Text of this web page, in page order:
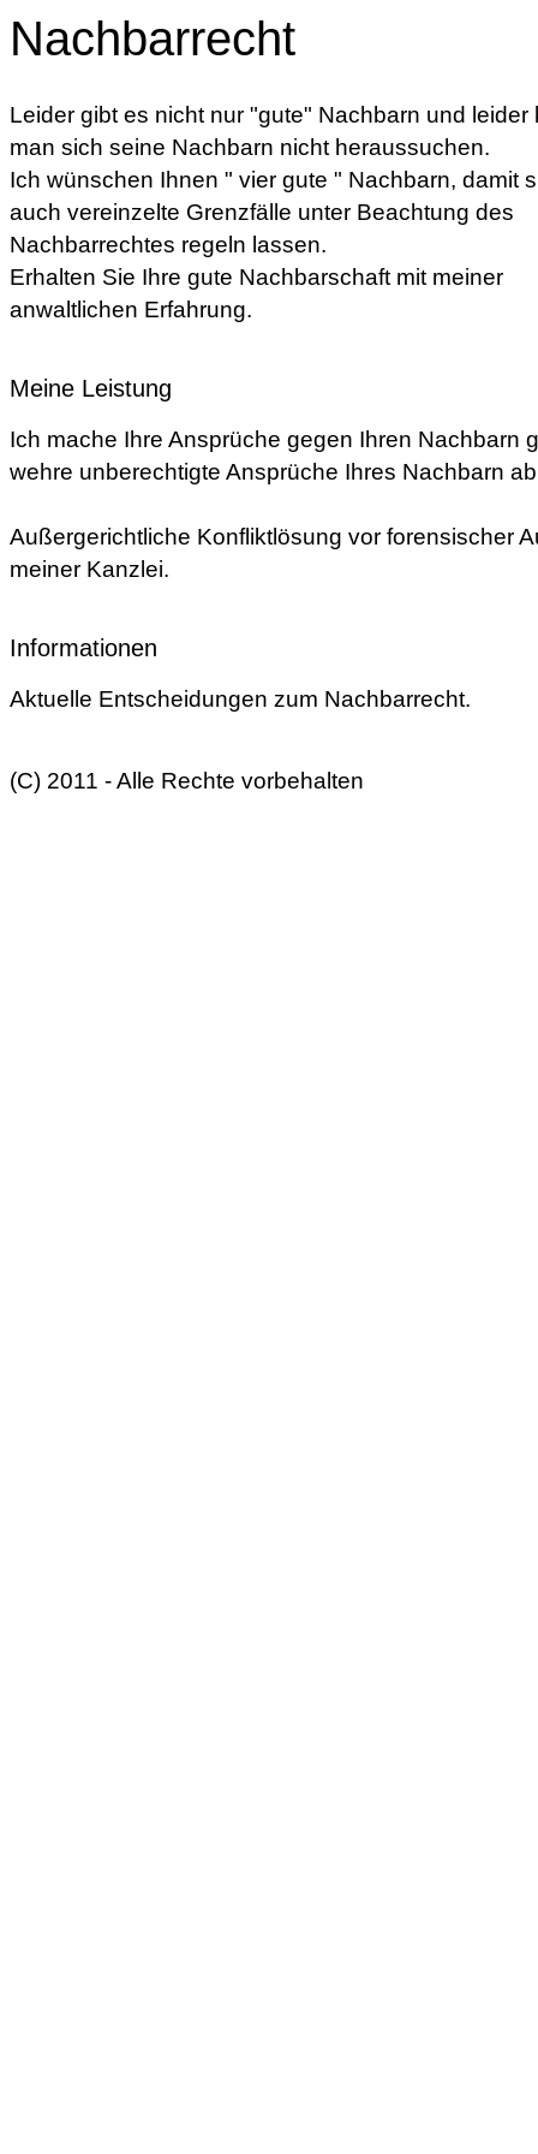
Nachbarrecht
Leider gibt es nicht nur "gute" Nachbarn und leider
man sich seine Nachbarn nicht heraussuchen.
Ich wünschen Ihnen " vier gute " Nachbarn, damit
auch vereinzelte Grenzfälle unter Beachtung des
Nachbarrechtes regeln lassen.
Erhalten Sie Ihre gute Nachbarschaft mit meiner
anwaltlichen Erfahrung.
Meine Leistung
Ich mache Ihre Ansprüche gegen Ihren Nachbarn
wehre unberechtigte Ansprüche Ihres Nachbarn
Außergerichtliche Konfliktlösung vor forensischer
meiner Kanzlei.
Informationen
Aktuelle Entscheidungen zum Nachbarrecht.
(C) 2011 - Alle Rechte vorbehalten